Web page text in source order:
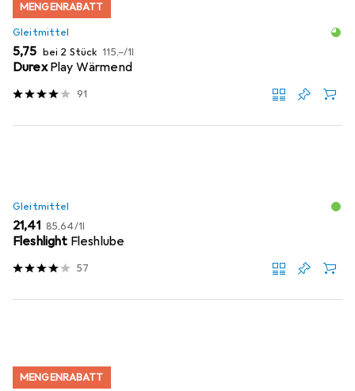
MENGENRABATT
Gleitmittel
EUR
5,75 bei 2 Stück EUR
115,–/1l
Durex Play Wärmend
91
Gleitmittel
EUR
21,41 EUR
85,64/1l
Fleshlight Fleshlube
57
MENGENRABATT